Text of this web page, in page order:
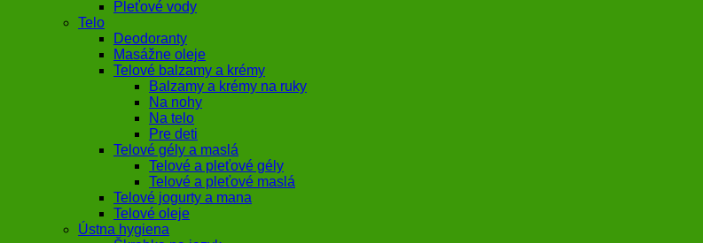
Pleťové vody
Telo
Deodoranty
Masážne oleje
Telové balzamy a krémy
Balzamy a krémy na ruky
Na nohy
Na telo
Pre deti
Telové gély a maslá
Telové a pleťové gély
Telové a pleťové maslá
Telové jogurty a mana
Telové oleje
Ústna hygiena